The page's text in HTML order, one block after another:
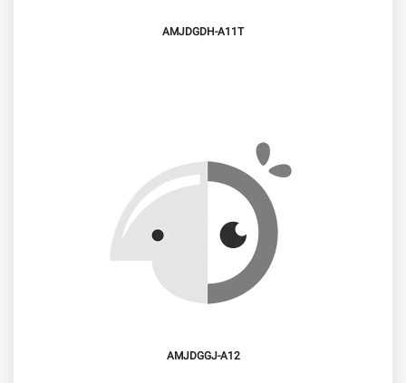
AMJDGDH-A11T
AMJDGGJ-A12